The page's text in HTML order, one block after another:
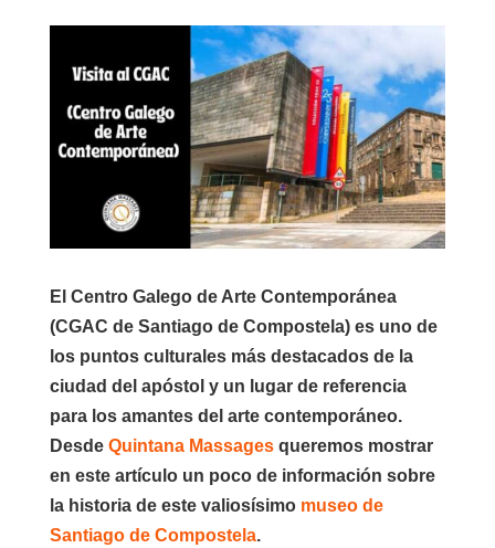
El Centro Galego de Arte Contemporánea
(CGAC de Santiago de Compostela)es uno de
los puntos culturales más destacados de la
ciudad del apóstol y un lugar de referencia
para los amantes del arte contemporáneo.
Desde Quintana Massagesqueremos mostrar
en este artículo un poco de información sobre
la historia de este valiosísimo museo de
Santiago de Compostela.